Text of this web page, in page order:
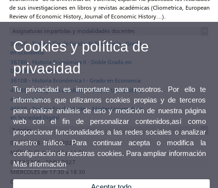
de sus investigaciones en libros y revistas académicas (Cliometrica, European
Review of Economic History, Journal of Economic History…).
Asignaturas impartidas y modalidades docentes
36130 - Trabajo Fin de Grado de Economía - Grado
en Economía
36786 - Historia Económica II - Doble Grado en
Derecho y Economía
36108 - Historia Económica I - Grado en Economía
44960 - Trabajo Fin de Máster - Máster Universitario
en Economía
46538 - Trabajo Fin de Máster - Máster Universitario
en Sociedad Digital
Tutorías
01/09/2026 - 29/01/2027
MIÉRCOLES de 11:00 a 12:30
01/09/2026 - 29/01/2027
MIÉRCOLES de 17:30 a 18:30
Observaciones
Cookies y política de
privacidad
Tu privacidad es importante para nosotros. Por ello te
informamos que utilizamos cookies propias y de terceros
para realizar análisis de uso y medición de nuestra página
web con el fin de personalizar contenidos,así como
proporcionar funcionalidades a las redes sociales o analizar
nuestro tráfico. Para continuar acepta o modifica la
configuración de nuestras cookies. Para ampliar información
Más información